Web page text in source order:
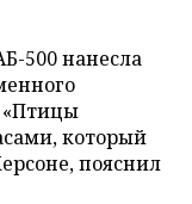
500 нанесла
«Птицы
который
пояснил